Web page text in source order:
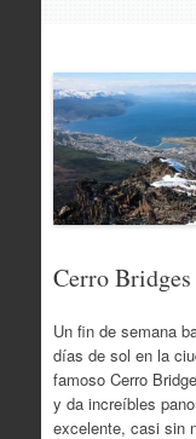
Cerro
Un fin de semana
días de sol en la
famoso Cerro
y da increíbles
excelente, casi sin